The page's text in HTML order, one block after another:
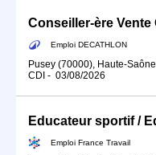
Emploi DECATHLON
Pusey (70000), Haute-
CDI - 03/08/2026
Educateur sportif /
Emploi France Travail